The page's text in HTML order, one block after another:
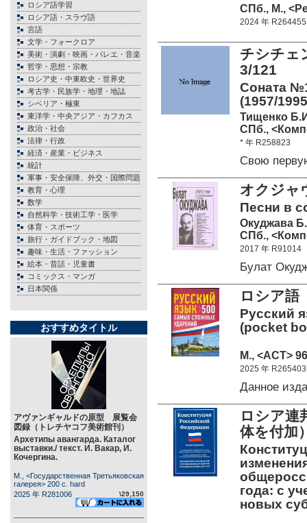
ロシア語学習
ロシア語・スラヴ語
言語
文学・フォークロア
美術・演劇・映画・バレエ・音楽
哲学・思想・宗教
ロシア史・中東欧史・世界史
考古学・民族学・地理・地誌
シベリア・極東
東洋学・中央アジア・カフカス
政治・社会
法律・行政
経済・産業・ビジネス
統計
軍事・安全保障、外交・国際問題
教育・心理
数学
自然科学・技術工学・医学
体育・スポーツ
旅行・ガイドブック・地図
趣味・生活・ファッション
絵本・昔話・児童書
コミックス・マンガ
日本関係
おすすめタイトル
アヴァンギャルドの原型 展覧会
図録（トレチヤコフ美術館刊）
Архетипы авангарда. Каталог
выставки./ текст. И. Вакар, И.
Кочергина.
М., <Государственная Третьяковская
галерея> 200 c. hard
2025 年 R281006
\29,150
СПб., М.,
2024 年 R264455
チシチ
3/121
Соната
(1957/
Тищенко
СПб.,
* 年 R258823
Свою
オクジャ
Песни в
Окуджава
СПб.,
2017 年 R91014
Булат
ロシア
Русский
(pocket
М., <АСТ>
2025 年 R265403
Данное
ロシア連
体を付加
года: с
новых